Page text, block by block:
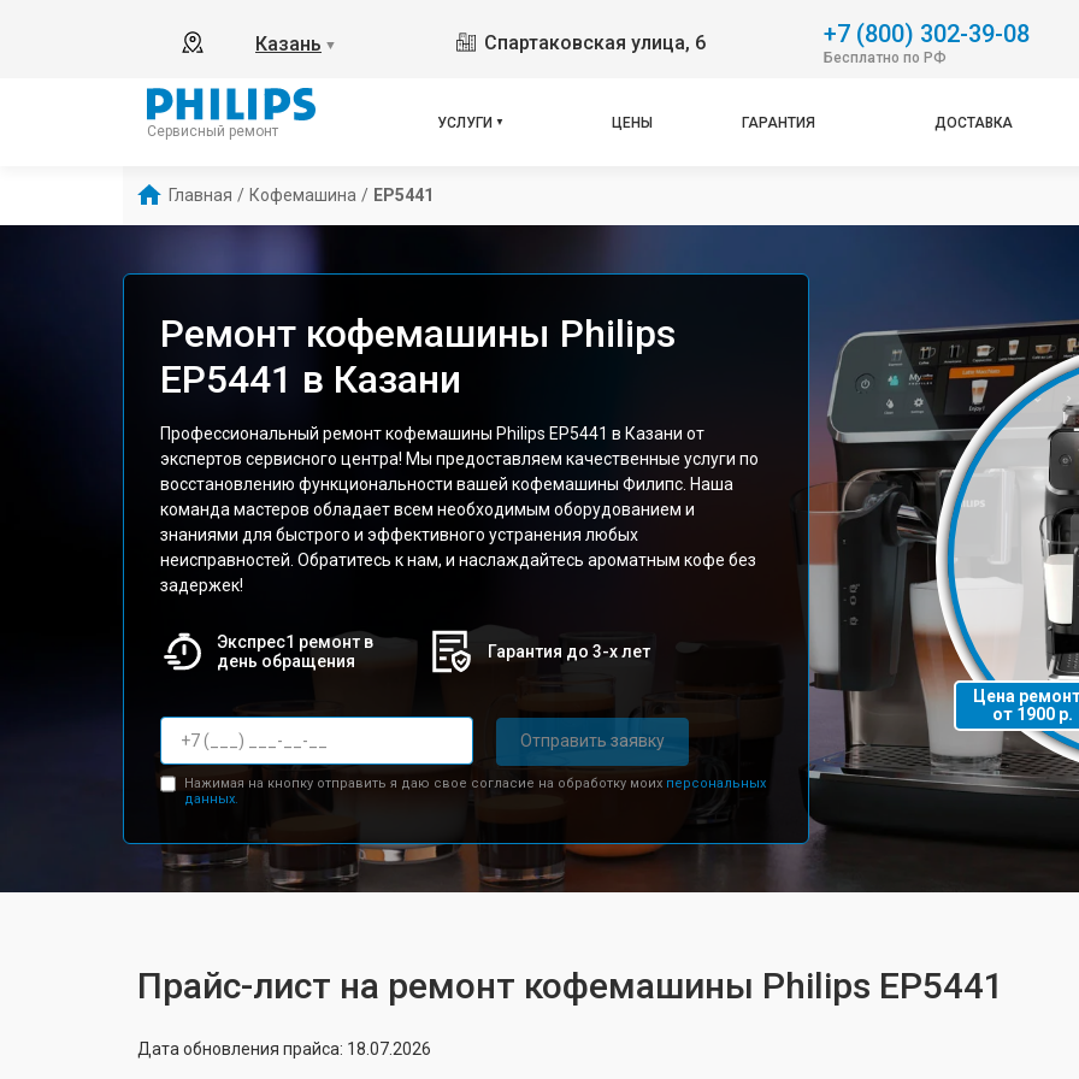
Казань ▼ Спартаковская улица, 6 +7 (800) 302-39-08
Бесплатно по РФ
Сервисный ремонт
УСЛУГИ ЦЕНЫ ГАРАНТИЯ ДОСТАВКА
Главная / Кофемашина / EP5441
Ремонт кофемашины Philips
EP5441 в Казани
Профессиональный ремонт кофемашины Philips EP5441 в Казани от
экспертов сервисного центра! Мы предоставляем качественные услуги по
восстановлению функциональности вашей кофемашины Филипс. Наша
команда мастеров обладает всем необходимым оборудованием и
знаниями для быстрого и эффективного устранения любых
неисправностей. Обратитесь к нам, и наслаждайтесь ароматным кофе без
задержек!
Экспрес1 ремонт в
день обращения
Гарантия до 3-х лет
Отправить заявку
Нажимая на кнопку отправить я даю свое согласие на обработку моих персональных
данных.
Цена
от 1900 р.
Прайс-лист на ремонт кофемашины Philips EP5441
Дата обновления прайса: 18.07.2026